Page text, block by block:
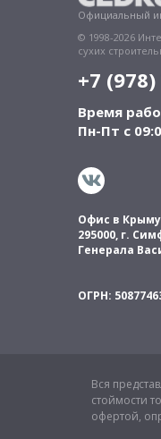
Официальный
© 1998-2026
сухих
+7
Время
Пн-Пт с
Офис в
295000, г.
Генерала
ОГРН:
Вся
стоймости
офертой,